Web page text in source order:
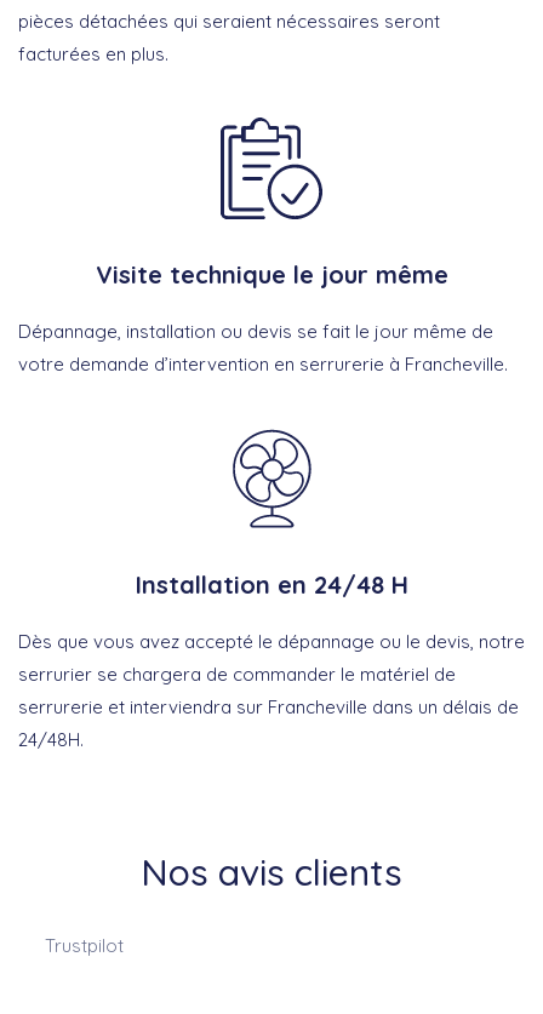
pièces détachées qui seraient nécessaires seront
facturées en plus.
Visite technique le jour même
Dépannage, installation ou devis se fait le jour même de
votre demande d’intervention en serrurerie à Francheville.
Installation en 24/48 H
Dès que vous avez accepté le dépannage ou le devis, notre
serrurier se chargera de commander le matériel de
serrurerie et interviendra sur Francheville dans un délais de
24/48H.
Nos avis clients
Trustpilot